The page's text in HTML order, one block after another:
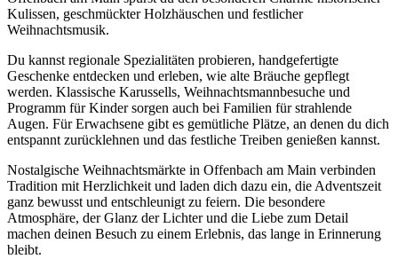
Kulissen, geschmückter Holzhäuschen und festlicher
Weihnachtsmusik.
Du kannst regionale Spezialitäten probieren, handgefertigte
Geschenke entdecken und erleben, wie alte Bräuche gepflegt
werden. Klassische Karussells, Weihnachtsmannbesuche und
Programm für Kinder sorgen auch bei Familien für strahlende
Augen. Für Erwachsene gibt es gemütliche Plätze, an denen du dich
entspannt zurücklehnen und das festliche Treiben genießen kannst.
Nostalgische Weihnachtsmärkte in Offenbach am Main verbinden
Tradition mit Herzlichkeit und laden dich dazu ein, die Adventszeit
ganz bewusst und entschleunigt zu feiern. Die besondere
Atmosphäre, der Glanz der Lichter und die Liebe zum Detail
machen deinen Besuch zu einem Erlebnis, das lange in Erinnerung
bleibt.